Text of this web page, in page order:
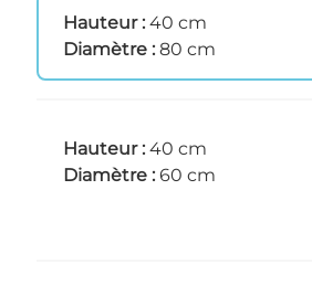
Hauteur : 40 cm
Diamètre : 80 cm
Hauteur : 40 cm
Diamètre : 60 cm